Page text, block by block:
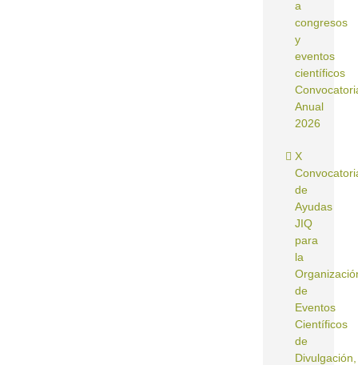
a
congresos
y
eventos
científicos
Anual
2026
X
de
Ayudas
JIQ
para
la
de
Eventos
Científicos
de
Divulgación,